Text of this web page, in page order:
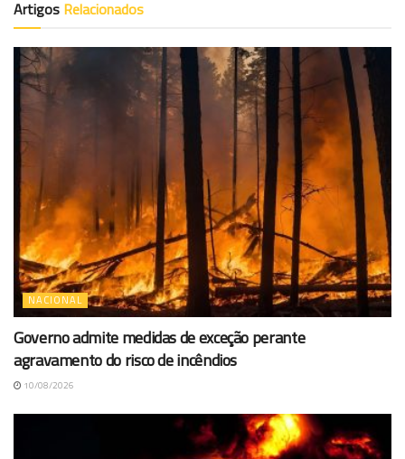
Artigos Relacionados
NACIONAL
Governo admite medidas de exceção perante
agravamento do risco de incêndios
10/08/2026